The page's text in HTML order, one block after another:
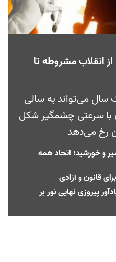
انقلاب مشروطه تا
می‌تواند به سالی
با سرعتی چشمگیر شکل
رخ می‌دهد
و خورشید؛ اتحاد همه
قانون و آزادی
پیروزی نهایی نور بر